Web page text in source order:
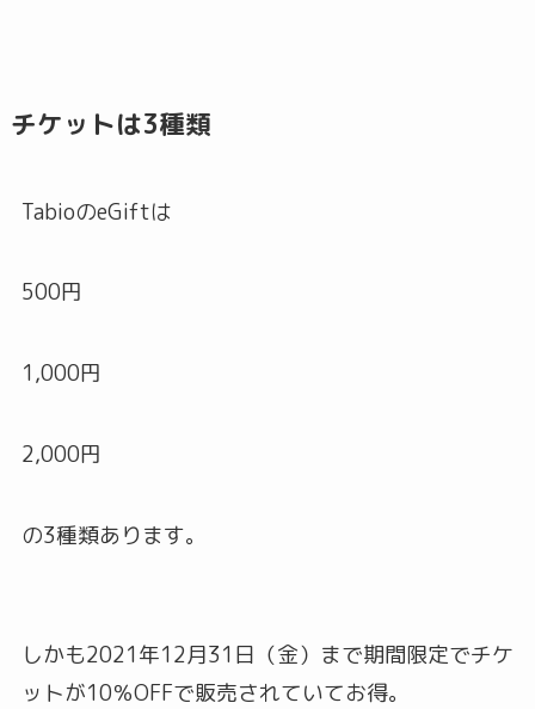
チケットは3種類
TabioのeGiftは
500円
1,000円
2,000円
の3種類あります。
しかも2021年12月31日（金）まで期間限定でチケ
ットが10％OFFで販売されていてお得。